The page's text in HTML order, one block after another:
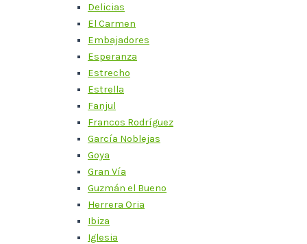
Delicias
El Carmen
Embajadores
Esperanza
Estrecho
Estrella
Fanjul
Francos Rodríguez
García Noblejas
Goya
Gran Vía
Guzmán el Bueno
Herrera Oria
Ibiza
Iglesia